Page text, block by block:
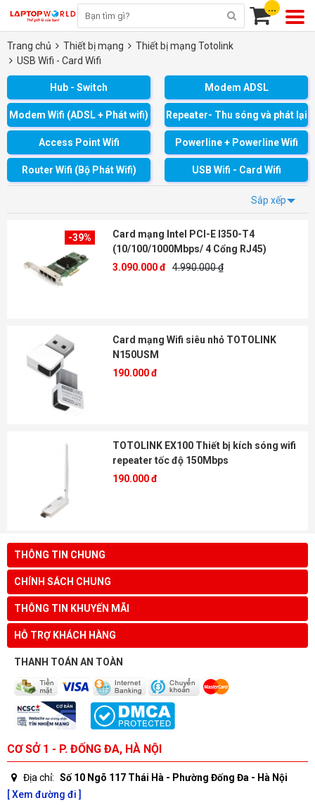
...
Trang chủ Thiết bị mạng
Thiết bị mạng Totolink
USB Wifi - Card Wifi
Hub - Switch Modem ADSL
Modem Wifi (ADSL + Phát wifi) Repeater- Thu sóng và phát lại
Access Point Wifi Powerline + Powerline Wifi
Router Wifi (Bộ Phát Wifi) USB Wifi - Card Wifi
Sắp xếp
-39%
Card mạng Intel PCI-E I350-T4
(10/100/1000Mbps/ 4 Cổng RJ45)
3.090.000 đ 4.990.000 ₫
Card mạng Wifi siêu nhỏ TOTOLINK
N150USM
190.000 đ
TOTOLINK EX100 Thiết bị kích sóng wifi
repeater tốc độ 150Mbps
190.000 đ
THÔNG TIN CHUNG
CHÍNH SÁCH CHUNG
THÔNG TIN KHUYẾN MÃI
HỖ TRỢ KHÁCH HÀNG
THANH TOÁN AN TOÀN
CƠ SỞ 1 - P. ĐỐNG ĐA, HÀ NỘI
Địa chỉ: Số 10 Ngõ 117 Thái Hà - Phường Đống Đa - Hà Nội
[ Xem đường đi ]